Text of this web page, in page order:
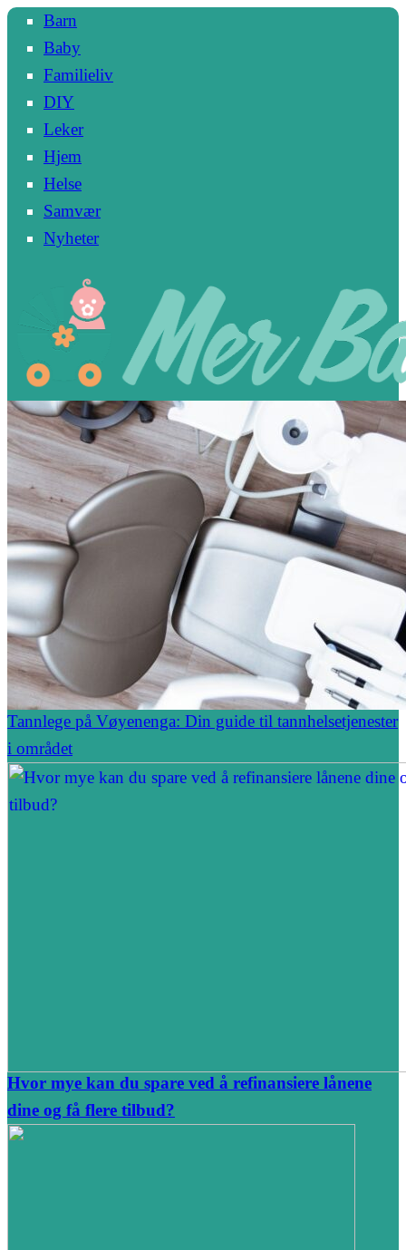
Barn
Baby
Familieliv
DIY
Leker
Hjem
Helse
Samvær
Nyheter
Tannlege på Vøyenenga: Din guide til tannhelsetjenester
i området
Hvor mye kan du spare ved å refinansiere lånene
dine og få flere tilbud?